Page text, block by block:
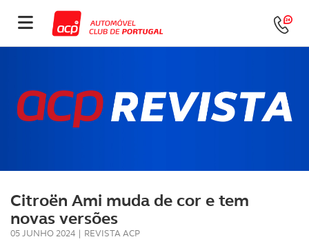
Citroën Ami muda de cor e tem
novas versões
05 JUNHO 2024 | REVISTA ACP